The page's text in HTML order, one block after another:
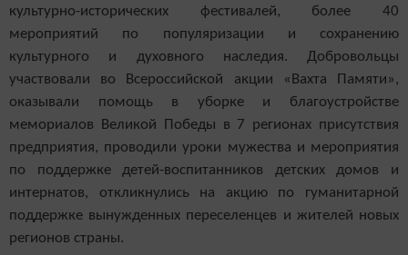
культурно-исторических фестивалей, более 40
мероприятий по популяризации и сохранению
культурного и духовного наследия. Добровольцы
участвовали во Всероссийской акции «Вахта Памяти»,
оказывали помощь в уборке и благоустройстве
мемориалов Великой Победы в 7 регионах присутствия
предприятия, проводили уроки мужества и мероприятия
по поддержке детей-воспитанников детских домов и
интернатов, откликнулись на акцию по гуманитарной
поддержке вынужденных переселенцев и жителей новых
регионов страны.